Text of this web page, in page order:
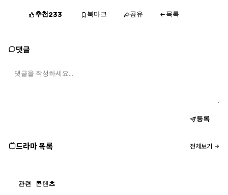
추천233 북마크 공유 목록
댓글
등록
드라마 목록 전체보기
관련 콘텐츠